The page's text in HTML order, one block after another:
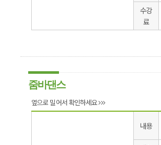
수강
료
줌바댄스
옆으로 밀어서 확인하세요
내용